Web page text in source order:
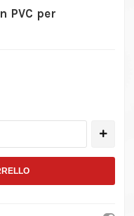
PVC per